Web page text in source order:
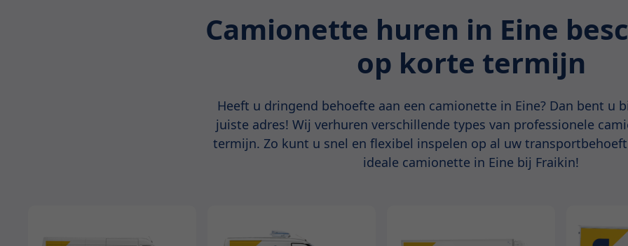
Camionette huren in Eine
op korte termijn
Heeft u dringend behoefte aan een camionette in Eine? Dan bent u
juiste adres! Wij verhuren verschillende types van professionele
termijn. Zo kunt u snel en flexibel inspelen op al uw
ideale camionette in Eine bij Fraikin!